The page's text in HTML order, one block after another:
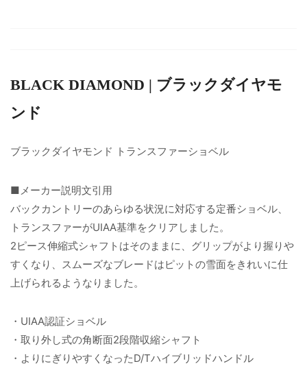
BLACK DIAMOND | ブラックダイヤモ
ンド
ブラックダイヤモンド トランスファーショベル
■メーカー説明文引用
バックカントリーのあらゆる状況に対応する定番ショベル、
トランスファーがUIAA基準をクリアしました。
2ピース伸縮式シャフトはそのままに、グリップがより握りや
すくなり、スムーズなブレードはピットの雪面をきれいに仕
上げられるようなりました。
・UIAA認証ショベル
・取り外し式の角断面2段階収縮シャフト
・よりにぎりやすくなったD/Tハイブリッドハンドル